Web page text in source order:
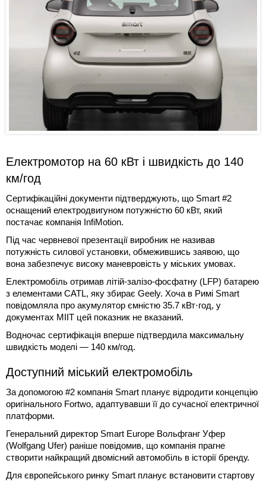
Електромотор на 60 кВт і швидкість до 140
км/год
Сертифікаційні документи підтверджують, що Smart #2
оснащений електродвигуном потужністю 60 кВт, який
постачає компанія InfiMotion.
Під час червневої презентації виробник не називав
потужність силової установки, обмежившись заявою, що
вона забезпечує високу маневровість у міських умовах.
Електромобіль отримав літій-залізо-фосфатну (LFP) батарею
з елементами CATL, яку збирає Geely. Хоча в Римі Smart
повідомляла про акумулятор ємністю 35.7 кВт⋅год, у
документах MIIT цей показник не вказаний.
Водночас сертифікація вперше підтвердила максимальну
швидкість моделі — 140 км/год.
Доступний міський електромобіль
За допомогою #2 компанія Smart планує відродити концепцію
оригінального Fortwo, адаптувавши її до сучасної електричної
платформи.
Генеральний директор Smart Europe Вольфганг Уфер
(Wolfgang Ufer) раніше повідомив, що компанія прагне
створити найкращий двомісний автомобіль в історії бренду.
Для європейського ринку Smart планує встановити стартову